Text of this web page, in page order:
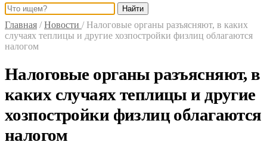
Найти
Главная / Новости / Налоговые органы разъясняют, в каких
случаях теплицы и другие хозпостройки физлиц облагаются
налогом
Налоговые органы разъясняют, в
каких случаях теплицы и другие
хозпостройки физлиц облагаются
налогом